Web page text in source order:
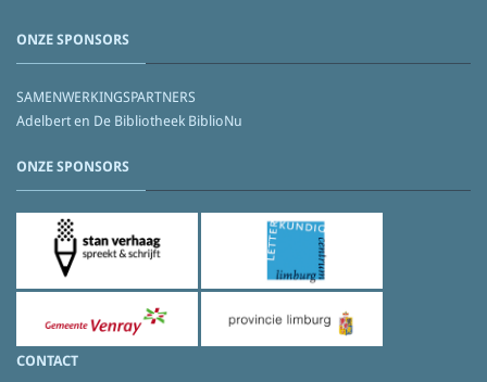
ONZE SPONSORS
SAMENWERKINGSPARTNERS
Adelbert en De Bibliotheek BiblioNu
ONZE SPONSORS
CONTACT